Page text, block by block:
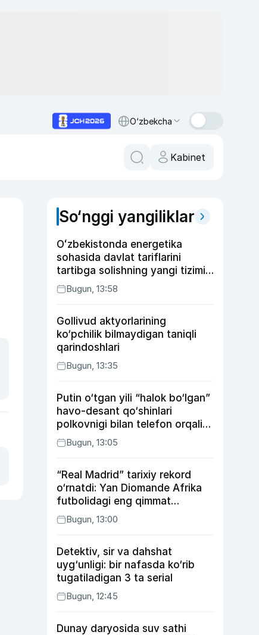
O‘zbekcha
Kabinet
So‘nggi yangiliklar
Oʻzbekistonda energetika
sohasida davlat tariflarini
tartibga solishning yangi tizimi
joriy etildi
Bugun, 13:58
Gollivud aktyorlarining
ko‘pchilik bilmaydigan taniqli
qarindoshlari
Bugun, 13:35
Putin o‘tgan yili “halok bo‘lgan”
havo-desant qo‘shinlari
polkovnigi bilan telefon orqali
suhbatlashdi
Bugun, 13:05
“Real Madrid” tarixiy rekord
o‘rnatdi: Yan Diomande Afrika
futbolidagi eng qimmat
transferga aylandi
Bugun, 13:00
Detektiv, sir va dahshat
uyg‘unligi: bir nafasda ko‘rib
tugatiladigan 3 ta serial
Bugun, 12:45
Dunay daryosida suv sathi